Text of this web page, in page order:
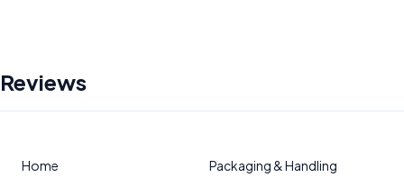
Reviews
Home Packaging & Handling